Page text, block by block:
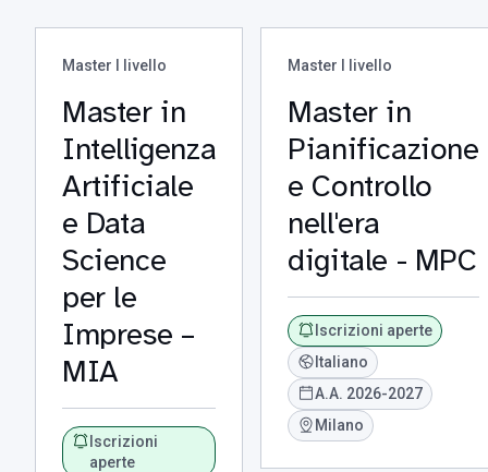
Master I livello
Master in
Intelligenza
Artificiale
e Data
Science
per le
Imprese –
MIA
Iscrizioni
aperte
Master I livello
Master in
Pianificazione
e Controllo
nell'era
digitale - MPC
Iscrizioni aperte
Italiano
A.A. 2026-2027
Milano